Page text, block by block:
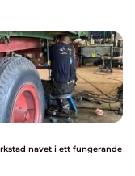
fungerande